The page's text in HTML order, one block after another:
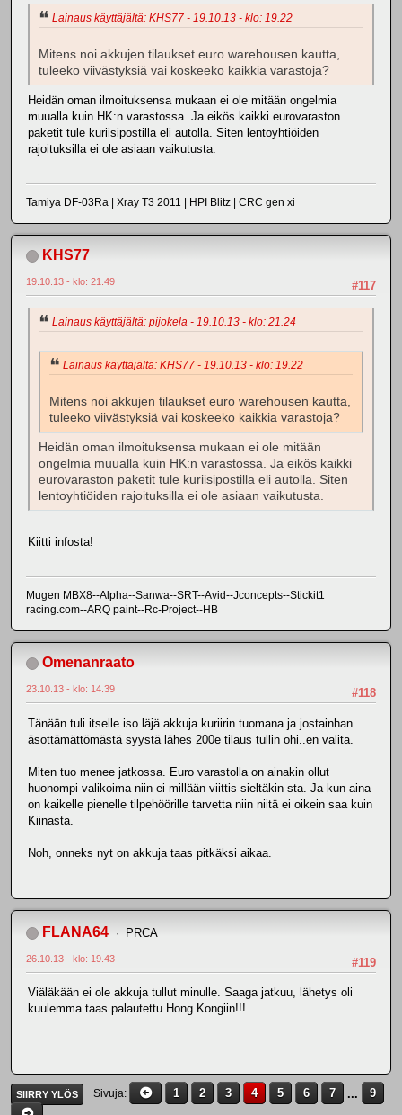
Lainaus käyttäjältä: KHS77 - 19.10.13 - klo: 19.22
Mitens noi akkujen tilaukset euro warehousen kautta,
tuleeko viivästyksiä vai koskeeko kaikkia varastoja?
Heidän oman ilmoituksensa mukaan ei ole mitään ongelmia
muualla kuin HK:n varastossa. Ja eikös kaikki eurovaraston
paketit tule kuriisipostilla eli autolla. Siten lentoyhtiöiden
rajoituksilla ei ole asiaan vaikutusta.
Tamiya DF-03Ra | Xray T3 2011 | HPI Blitz | CRC gen xi
KHS77
#117
19.10.13 - klo: 21.49
Lainaus käyttäjältä: pijokela - 19.10.13 - klo: 21.24
Lainaus käyttäjältä: KHS77 - 19.10.13 - klo: 19.22
Mitens noi akkujen tilaukset euro warehousen kautta,
tuleeko viivästyksiä vai koskeeko kaikkia varastoja?
Heidän oman ilmoituksensa mukaan ei ole mitään
ongelmia muualla kuin HK:n varastossa. Ja eikös kaikki
eurovaraston paketit tule kuriisipostilla eli autolla. Siten
lentoyhtiöiden rajoituksilla ei ole asiaan vaikutusta.
Kiitti infosta!
Mugen MBX8--Alpha--Sanwa--SRT--Avid--Jconcepts--Stickit1
racing.com--ARQ paint--Rc-Project--HB
Omenanraato
#118
23.10.13 - klo: 14.39
Tänään tuli itselle iso läjä akkuja kuriirin tuomana ja jostainhan
äsottämättömästä syystä lähes 200e tilaus tullin ohi..en valita.
Miten tuo menee jatkossa. Euro varastolla on ainakin ollut
huonompi valikoima niin ei millään viittis sieltäkin sta. Ja kun aina
on kaikelle pienelle tilpehöörille tarvetta niin niitä ei oikein saa kuin
Kiinasta.
Noh, onneks nyt on akkuja taas pitkäksi aikaa.
FLANA64 PRCA
#119
26.10.13 - klo: 19.43
Viäläkään ei ole akkuja tullut minulle. Saaga jatkuu, lähetys oli
kuulemma taas palautettu Hong Kongiin!!!
SIIRRY YLÖS Sivuja 1 2 3 4 5 6 7 ... 9